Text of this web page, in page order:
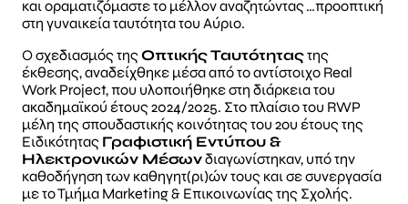
και οραματιζόμαστε το μέλλον αναζητώντας …προοπτική
στη γυναικεία ταυτότητα του Αύριο.
Ο σχεδιασμός τηςΟπτικής Ταυτότηταςτης
έκθεσης, αναδείχθηκε μέσα από το αντίστοιχο Real
Work Project, που υλοποιήθηκε στη διάρκεια του
ακαδημαϊκού έτους 2024/2025. Στο πλαίσιο του RWP
μέλη της σπουδαστικής κοινότητας του 2ου έτους της
Ειδικότητας Γραφιστική Εντύπου &
Ηλεκτρονικών Μέσωνδιαγωνίστηκαν, υπό την
καθοδήγηση των καθηγητ(ρι)ών τους και σε συνεργασία
με το Τμήμα Marketing & Επικοινωνίας της Σχολής.